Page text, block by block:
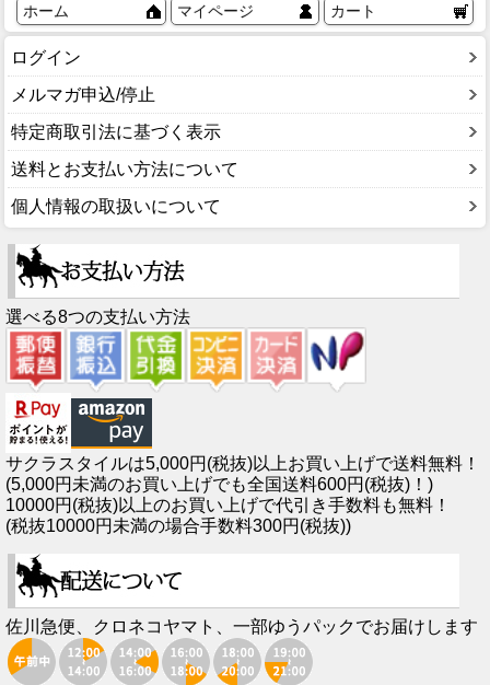
ホーム マイページ カート
ログイン
メルマガ申込/停止
特定商取引法に基づく表示
送料とお支払い方法について
個人情報の取扱いについて
選べる8つの支払い方法
サクラスタイルは5,000円(税抜)以上お買い上げで送料無料！
(5,000円未満のお買い上げでも全国送料600円(税抜)！)
10000円(税抜)以上のお買い上げで代引き手数料も無料！
(税抜10000円未満の場合手数料300円(税抜))
佐川急便、クロネコヤマト、一部ゆうパックでお届けします